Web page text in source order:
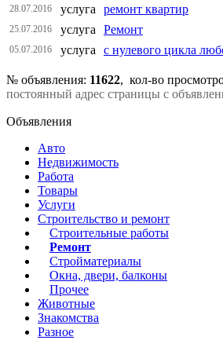
28.07.2016 услуга ремонт квартир
25.07.2016 услуга Ремонт
05.07.2016 услуга с нулевого цикла
№ объявления: 11622, кол-во
постоянный адрес страницы с
Объявления
Авто
Недвижимость
Работа
Товары
Услуги
Строительство и ремонт
Строительные работы
Ремонт
Стройматериалы
Окна, двери, балконы
Прочее
Животные
Знакомства
Разное